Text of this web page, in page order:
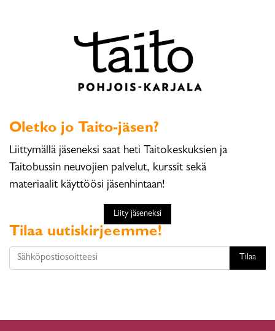
Oletko jo Taito-jäsen?
Liittymällä jäseneksi saat heti Taitokeskuksien ja
Taitobussin neuvojien palvelut, kurssit sekä
materiaalit käyttöösi jäsenhintaan!
Liity jäseneksi
Tilaa uutiskirjeemme!
Tilaa